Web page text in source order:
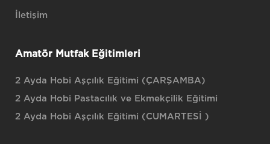
İletişim
Amatör Mutfak Eğitimleri
2 Ayda Hobi Aşçılık Eğitimi (ÇARŞAMBA)
2 Ayda Hobi Pastacılık ve Ekmekçilik Eğitimi
2 Ayda Hobi Aşçılık Eğitimi (CUMARTESİ )